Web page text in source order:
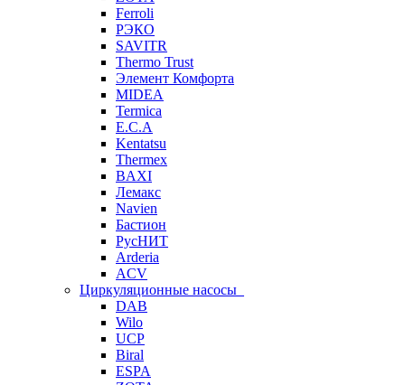
Ferroli
РЭКО
SAVITR
Thermo Trust
Элемент Комфорта
MIDEA
Termica
E.C.A
Kentatsu
Thermex
BAXI
Лемакс
Navien
Бастион
РусНИТ
Arderia
ACV
Циркуляционные насосы
DAB
Wilo
UCP
Biral
ESPA